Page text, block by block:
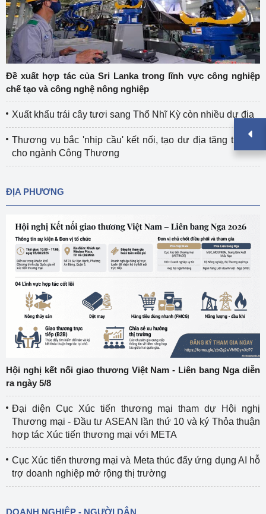
Đề xuất hợp tác của Sri Lanka trong lĩnh vực công nghiệp
chế tạo và công nghệ nông nghiệp
Xuất khẩu trái cây tươi sang Thổ Nhĩ Kỳ còn nhiều dư địa
Thương vụ bắc 'nhịp cầu' kết nối, tạo dư địa tăng trưởng
cho ngành Công Thương
ĐỊA PHƯƠNG
Hội nghị kết nối giao thương Việt Nam - Liên bang Nga diễn
ra ngày 5/8
Đại diện Cục Xúc tiến thương mại tham dự Hội nghị
Thương mại - Đầu tư ASEAN lần thứ 10 và ký Thỏa thuận
hợp tác Xúc tiến thương mại với META
Cục Xúc tiến thương mại và Meta thúc đẩy ứng dụng AI hỗ
trợ doanh nghiệp mở rộng thị trường
DOANH NGHIỆP - NGƯỜI DÂN